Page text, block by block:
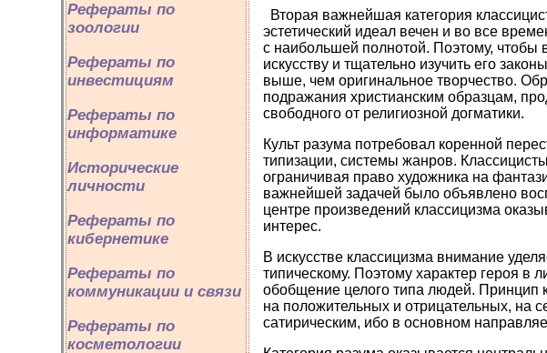
Рефераты по
зоологии
Рефераты по
инвестициям
Рефераты по
информатике
Исторические
личности
Рефераты по
кибернетике
Рефераты по
коммуникации и связи
Рефераты по
косметологии
Вторая важнейшая категория
эстетический идеал вечен и во все
с наибольшей полнотой. Поэтому, чтобы
искусству и тщательно изучить его
выше, чем оригинальное творчество.
подражания христианским образцам,
свободного от религиозной догматики.
Культ разума потребовал коренной
типизации, системы жанров.
ограничивая право художника на
важнейшей задачей было объявлено
центре произведений классицизма
интерес.
В искусстве классицизма внимание
типическому. Поэтому характер героя в
обобщение целого типа людей. Принцип
на положительных и отрицательных, на
сатирическим, ибо в основном